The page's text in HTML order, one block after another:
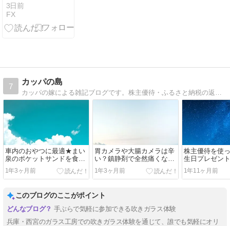
標設定の重要
性
3日前
FX
7
カッパの島
車内のおやつに最適★まい
泉のポケットサンドを食べ
てみた！
1年3ヶ月前
胃カメラや大腸カメラは辛
い？鎮静剤で全然痛くなか
った実体験レポート
1年3ヶ月前
株主優待を使
生日プレゼン
1年11ヶ月前
このブログのここがポイント
手ぶらで気軽に参加できる吹きガラス体験
兵庫・西宮のガラス工房での吹きガラス体験を通じて、誰でも気軽にオリ